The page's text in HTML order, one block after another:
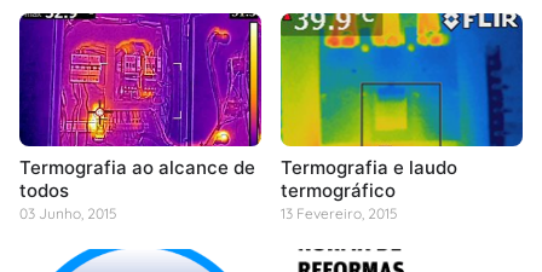
Termografia ao alcance de
todos
03 Junho, 2015
Termografia e laudo
termográfico
13 Fevereiro, 2015